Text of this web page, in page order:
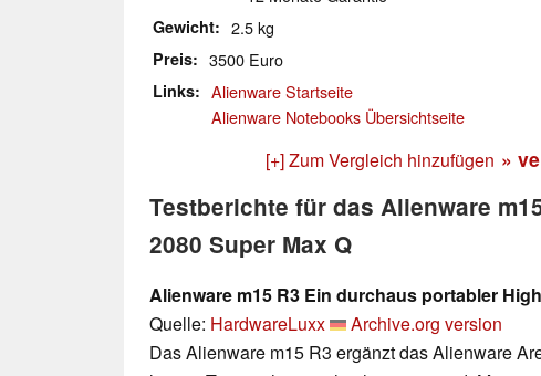
Gewicht 2.5 kg
Preis 3500 Euro
Links
Alienware Startseite
Alienware Notebooks Übersichtseite
[+] Zum Vergleich hinzufügen »
Testberichte für das Alienware
2080 Super Max Q
Alienware m15 R3 Ein durchaus portabler
Quelle: HardwareLuxx
Archive.org version
Das Alienware m15 R3 ergänzt das Alienware